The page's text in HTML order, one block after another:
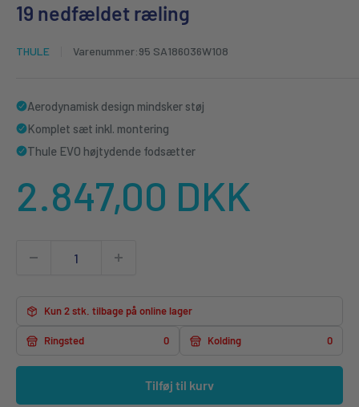
19 nedfældet ræling
THULE Varenummer:95 SA186036W108
Aerodynamisk design mindsker støj
Komplet sæt inkl. montering
Thule EVO højtydende fodsætter
Udsalgspris
2.847,00 DKK
Kun 2 stk. tilbage på online lager
Ringsted 0 Kolding 0
Tilføj til kurv